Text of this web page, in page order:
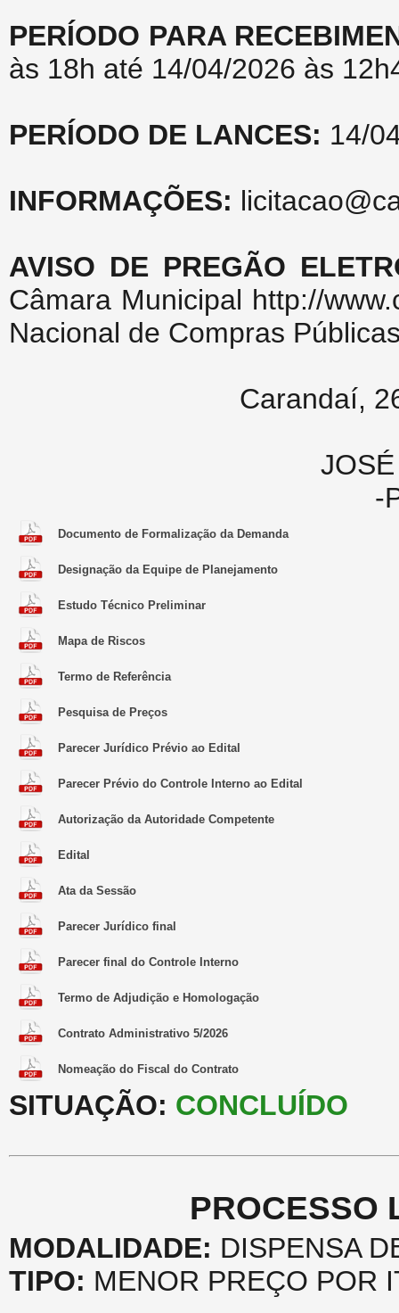
PERÍODO PARA
às 18h até 14/04/2026 às
PERÍODO DE LANCES: 14/
INFORMAÇÕES:
AVISO DE PREGÃO
Câmara Municipal http://
Nacional de Compras
Carandaí,
-
Documento de Formalização da Demanda
Designação da Equipe de Planejamento
Estudo Técnico Preliminar
Mapa de Riscos
Termo de Referência
Pesquisa de Preços
Parecer Jurídico Prévio ao Edital
Parecer Prévio do Controle Interno ao Edital
Autorização da Autoridade Competente
Edital
Ata da Sessão
Parecer Jurídico final
Parecer final do Controle Interno
Termo de Adjudição e Homologação
Contrato Administrativo 5/2026
Nomeação do Fiscal do Contrato
SITUAÇÃO: CONCLUÍDO
PROCESSO
MODALIDADE: DISPENSA
TIPO: MENOR PREÇO POR